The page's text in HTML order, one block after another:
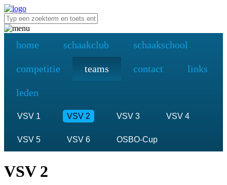
home schaakclub schaakschool
competitie teams contact links
leden
VSV 1 VSV 2 VSV 3 VSV 4
VSV 5 VSV 6 OSBO-Cup
VSV 2